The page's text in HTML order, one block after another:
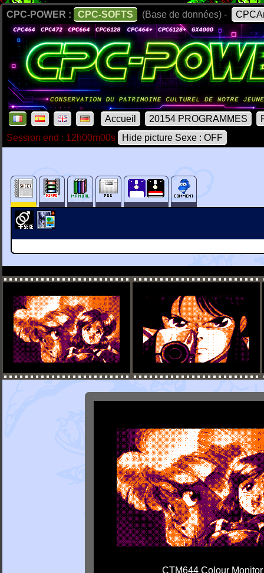
CPC-POWER : CPC-SOFTS (Base de données) -
Accueil 20154 PROGRAMMES
Session end : 12h00m00s
Hide picture Sexe : OFF
CTM644 Colour Monitor